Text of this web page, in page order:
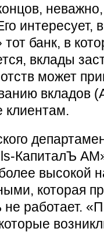
интересует,
тот банк, в
вклады
может
вкладов
клиентам.
КапиталЪ
высокой
которая
не работает.